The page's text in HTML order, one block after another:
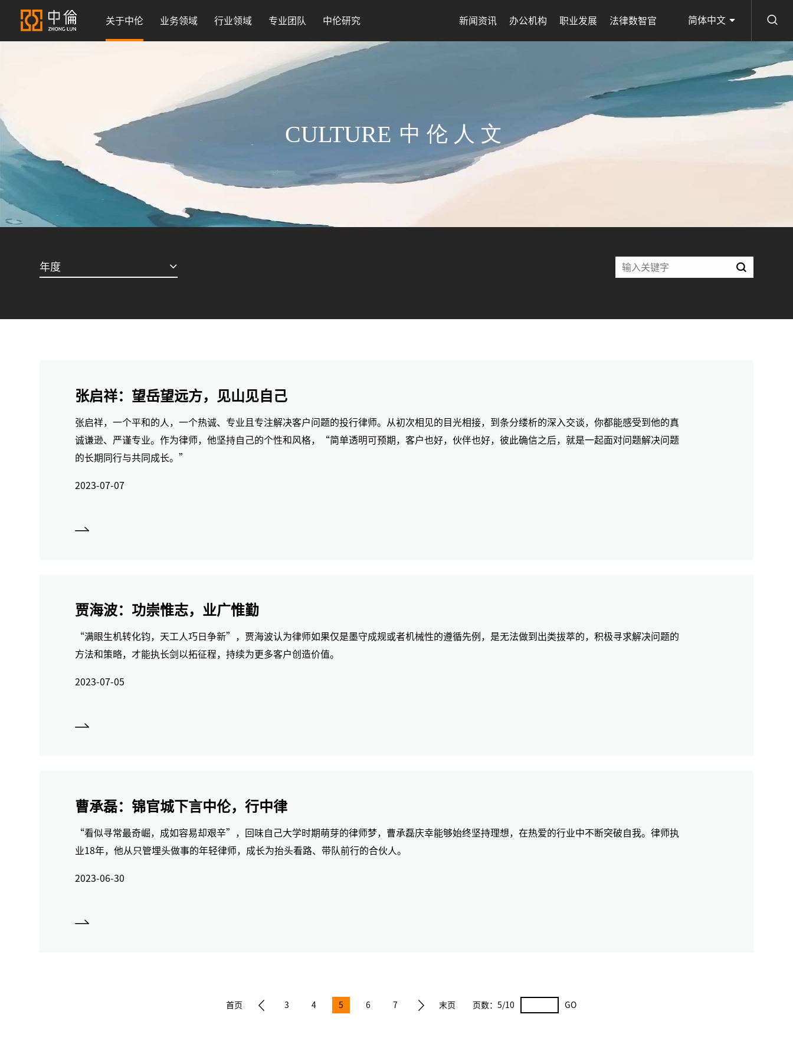
关于中伦 业务领域 行业领域 专业团队 中伦研究 新闻资讯 办公机构 职业发展 法律数智官 简体中文
CULTURE 中伦人文
年度
张启祥：望岳望远方，见山见自己
张启祥，一个平和的人，一个热诚、专业且专注解决客户问题的投行律师。从初次相见的目光相接，到条分缕析的深入交谈，你都能感受到他的真
诚谦逊、严谨专业。作为律师，他坚持自己的个性和风格，“简单透明可预期，客户也好，伙伴也好，彼此确信之后，就是一起面对问题解决问题
的长期同行与共同成长。”
2023-07-07
贾海波：功崇惟志，业广惟勤
“满眼生机转化钧，天工人巧日争新”，贾海波认为律师如果仅是墨守成规或者机械性的遵循先例，是无法做到出类拔萃的，积极寻求解决问题的
方法和策略，才能执长剑以拓征程，持续为更多客户创造价值。
2023-07-05
曹承磊：锦官城下言中伦，行中律
“看似寻常最奇崛，成如容易却艰辛”，回味自己大学时期萌芽的律师梦，曹承磊庆幸能够始终坚持理想，在热爱的行业中不断突破自我。律师执
业18年，他从只管埋头做事的年轻律师，成长为抬头看路、带队前行的合伙人。
2023-06-30
首页 3 4 5 6 7 末页 页数： 5/10 GO